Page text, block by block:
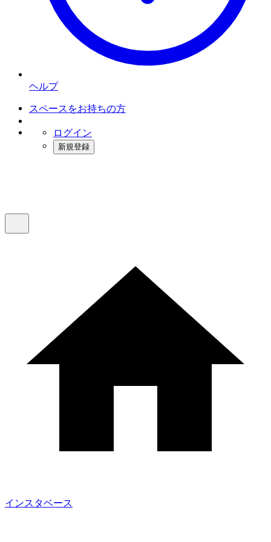
ヘルプ
スペースをお持ちの方
ログイン
新規登録
インスタベース